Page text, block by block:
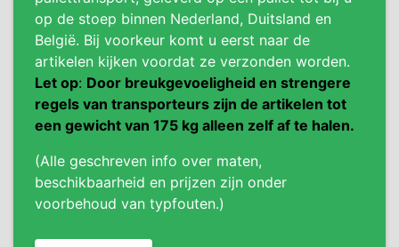
op de stoep binnen Nederland, Duitsland en
België. Bij voorkeur komt u eerst naar de
artikelen kijken voordat ze verzonden worden.
Let op: Door breukgevoeligheid en strengere
regels van transporteurs zijn de artikelen tot
een gewicht van 175 kg alleen zelf af te halen.
(Alle geschreven info over maten,
beschikbaarheid en prijzen zijn onder
voorbehoud van typfouten.)